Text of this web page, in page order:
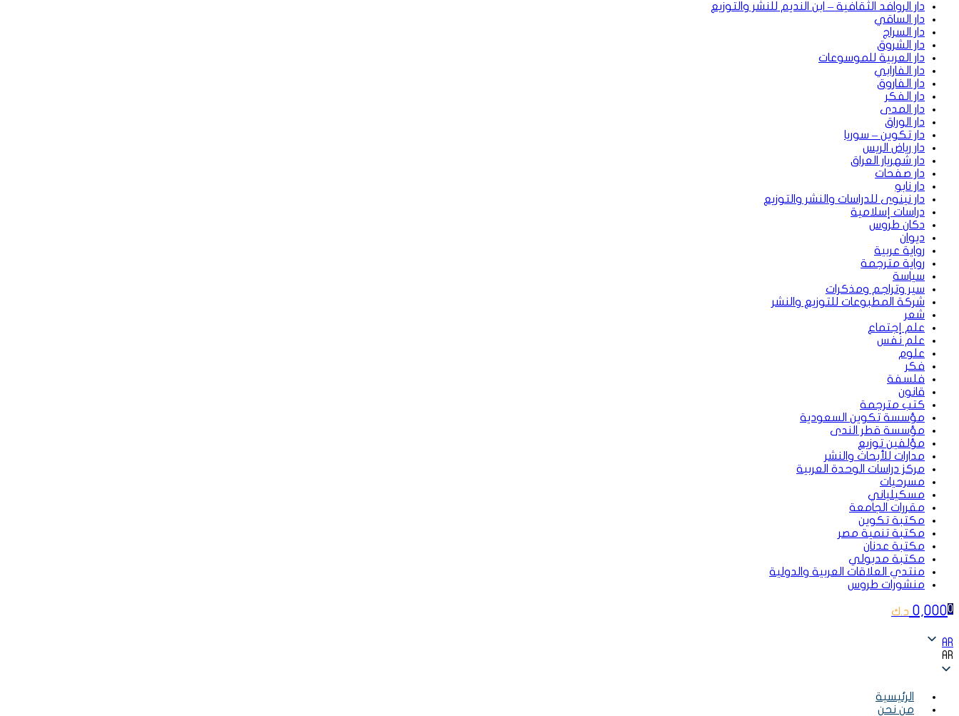
دار الروافد الثقافية – ابن النديم للنشر والتوزيع
دار الساقي
دار السراج
دار الشروق
دار العربية للموسوعات
دار الفارابي
دار الفاروق
دار الفكر
دار المدى
دار الوراق
دار تكوين – سوريا
دار رياض الريس
دار شهريار العراق
دار صفحات
دار نابو
دار نينوى للدراسات والنشر والتوزيع
دراسات إسلامية
دكان طروس
ديوان
رواية عربية
رواية مترجمة
سياسة
سير وتراجم ومذكرات
شركة المطبوعات للتوزيع والنشر
شعر
علم إجتماع
علم نفس
علوم
فكر
فلسفة
قانون
كتب مترجمة
مؤسسة تكوين السعودية
مؤسسة قطر الندى
مؤلفين توزيع
مدارات للأبحاث والنشر
مركز دراسات الوحدة العربية
مسرحيات
مسكيلياني
مقررات الجامعة
مكتبة تكوين
مكتبة تنمية مصر
مكتبة عدنان
مكتبة مدبولي
منتدي العلاقات العربية والدولية
منشورات طروس
0
0,000 د.ك
AR
AR
الرئيسية
من نحن